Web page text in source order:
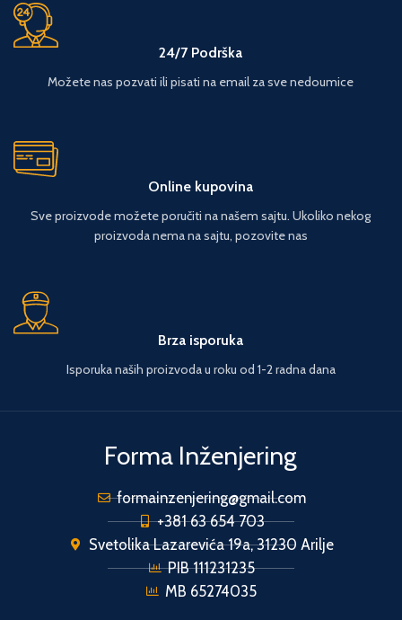
24/7 Podrška
Možete nas pozvati ili pisati na email za sve nedoumice
Online kupovina
Sve proizvode možete poručiti na našem sajtu. Ukoliko nekog
proizvoda nema na sajtu, pozovite nas
Brza isporuka
Isporuka naših proizvoda u roku od 1-2 radna dana
Forma Inženjering
formainzenjering@gmail.com
+381 63 654 703
Svetolika Lazarevića 19a, 31230 Arilje
PIB 111231235
MB 65274035